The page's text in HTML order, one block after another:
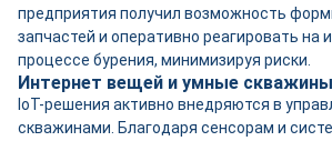
предприятия получил возможность
запчастей и оперативно реагировать на
процессе бурения, минимизируя риски.
Интернет вещей и умные скважины
IoT-решения активно внедряются в
скважинами. Благодаря сенсорам и